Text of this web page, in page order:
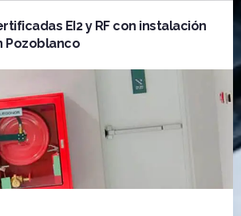
EI2 y RF con instalación
Pozoblanco